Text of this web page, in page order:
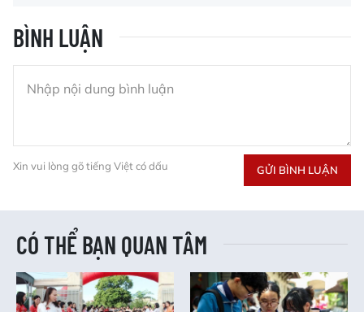
BÌNH LUẬN
Xin vui lòng gõ tiếng Việt có dấu GỬI BÌNH LUẬN
CÓ THỂ BẠN QUAN TÂM